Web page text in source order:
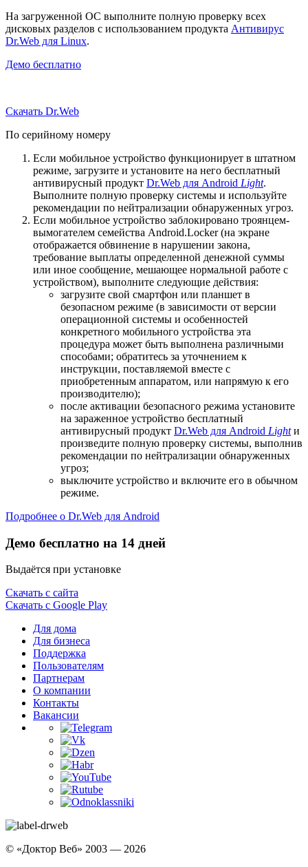
На загруженной ОС выполните полную проверку всех
дисковых разделов с использованием продукта Антивирус
Dr.Web для Linux.
Демо бесплатно
Скачать Dr.Web
По серийному номеру
Если мобильное устройство функционирует в штатном
режиме, загрузите и установите на него бесплатный
антивирусный продукт Dr.Web для Android Light.
Выполните полную проверку системы и используйте
рекомендации по нейтрализации обнаруженных угроз.
Если мобильное устройство заблокировано троянцем-
вымогателем семейства Android.Locker (на экране
отображается обвинение в нарушении закона,
требование выплаты определенной денежной суммы
или иное сообщение, мешающее нормальной работе с
устройством), выполните следующие действия:
загрузите свой смартфон или планшет в
безопасном режиме (в зависимости от версии
операционной системы и особенностей
конкретного мобильного устройства эта
процедура может быть выполнена различными
способами; обратитесь за уточнением к
инструкции, поставляемой вместе с
приобретенным аппаратом, или напрямую к его
производителю);
после активации безопасного режима установите
на зараженное устройство бесплатный
антивирусный продукт Dr.Web для Android Lightи
произведите полную проверку системы, выполнив
рекомендации по нейтрализации обнаруженных
угроз;
выключите устройство и включите его в обычном
режиме.
Подробнее о Dr.Web для Android
Демо бесплатно на 14 дней
Выдаётся при установке
Скачать с сайта
Скачать с Google Play
Для дома
Для бизнеса
Поддержка
Пользователям
Партнерам
О компании
Контакты
Вакансии
© «Доктор Веб» 2003 — 2026